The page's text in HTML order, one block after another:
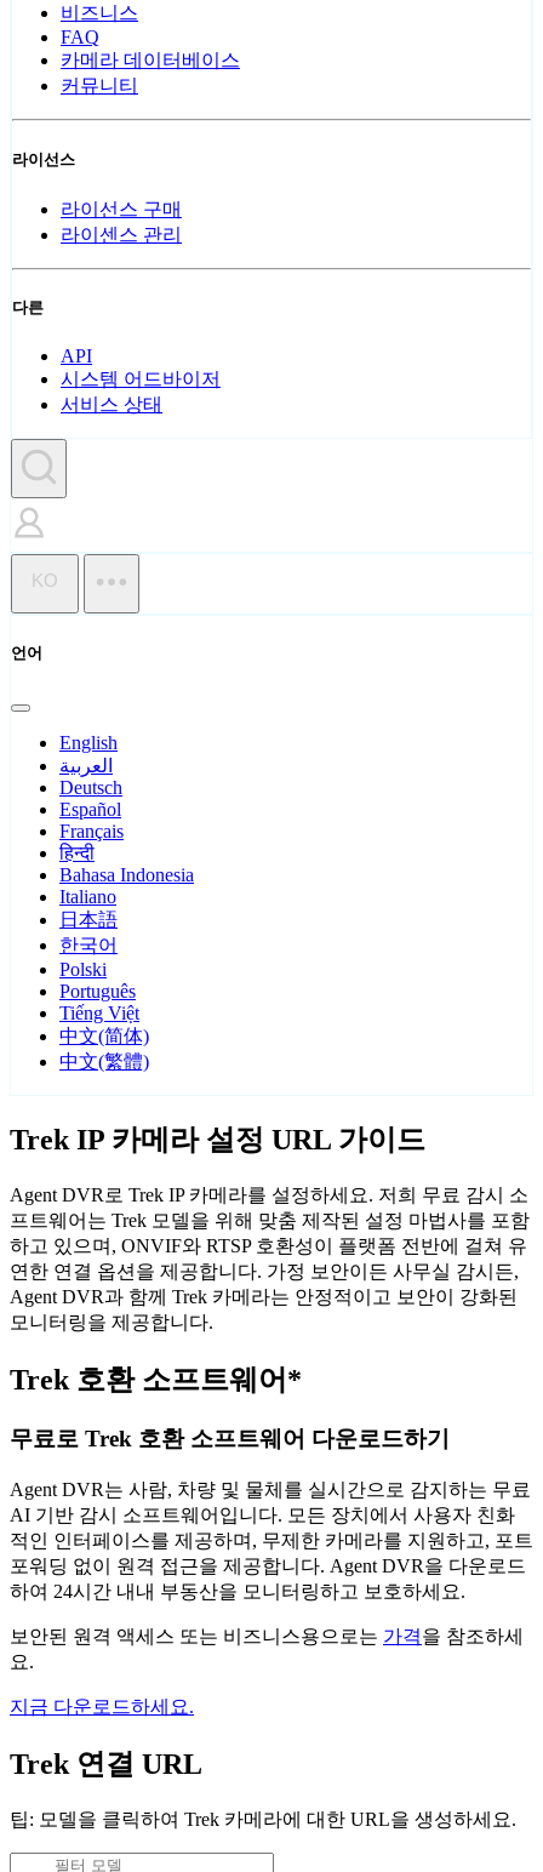
비즈니스
FAQ
카메라 데이터베이스
커뮤니티
라이선스
라이선스 구매
라이센스 관리
다른
API
시스템 어드바이저
서비스 상태
KO
언어
English
العربية
Deutsch
Español
Français
हिन्दी
Bahasa Indonesia
Italiano
日本語
한국어
Polski
Português
Tiếng Việt
中文(简体)
中文(繁體)
Trek IP 카메라 설정 URL 가이드
Agent DVR로 Trek IP 카메라를 설정하세요. 저희 무료 감시 소
프트웨어는 Trek 모델을 위해 맞춤 제작된 설정 마법사를 포함
하고 있으며, ONVIF와 RTSP 호환성이 플랫폼 전반에 걸쳐 유
연한 연결 옵션을 제공합니다. 가정 보안이든 사무실 감시든,
Agent DVR과 함께 Trek 카메라는 안정적이고 보안이 강화된
모니터링을 제공합니다.
Trek 호환 소프트웨어*
무료로 Trek 호환 소프트웨어 다운로드하기
Agent DVR는 사람, 차량 및 물체를 실시간으로 감지하는 무료
AI 기반 감시 소프트웨어입니다. 모든 장치에서 사용자 친화
적인 인터페이스를 제공하며, 무제한 카메라를 지원하고, 포트
포워딩 없이 원격 접근을 제공합니다. Agent DVR을 다운로드
하여 24시간 내내 부동산을 모니터링하고 보호하세요.
보안된 원격 액세스 또는 비즈니스용으로는 가격을 참조하세
요.
지금 다운로드하세요.
Trek 연결 URL
팁: 모델을 클릭하여 Trek 카메라에 대한 URL을 생성하세요.